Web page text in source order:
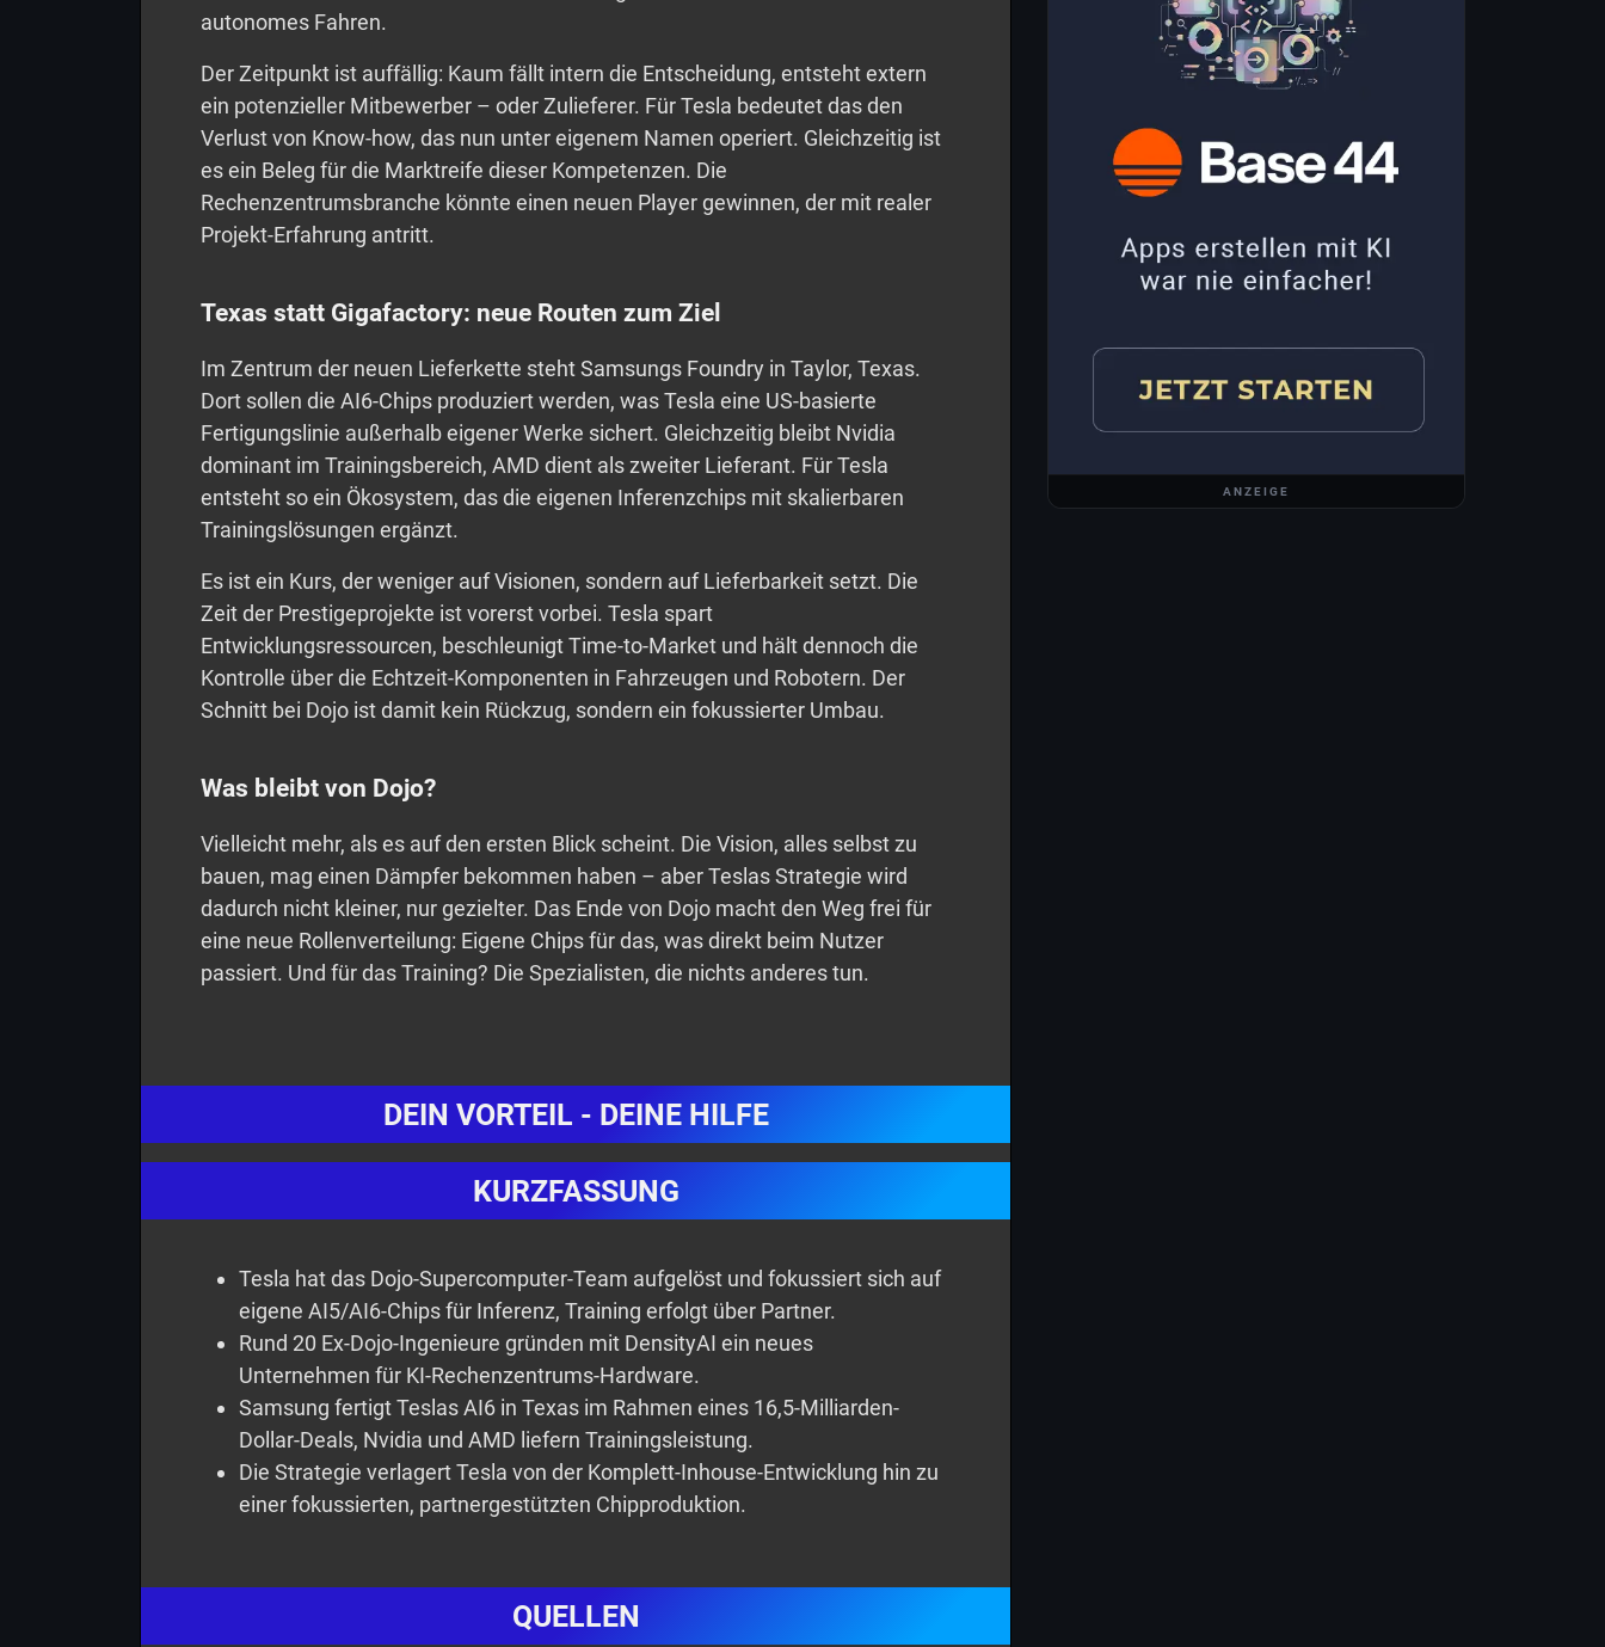
autonomes Fahren.
Der Zeitpunkt ist auffällig: Kaum fällt intern die Entscheidung, entsteht extern
ein potenzieller Mitbewerber – oder Zulieferer. Für Tesla bedeutet das den
Verlust von Know-how, das nun unter eigenem Namen operiert. Gleichzeitig ist
es ein Beleg für die Marktreife dieser Kompetenzen. Die
Rechenzentrumsbranche könnte einen neuen Player gewinnen, der mit realer
Projekt-Erfahrung antritt.
Texas statt Gigafactory: neue Routen zum Ziel
Im Zentrum der neuen Lieferkette steht Samsungs Foundry in Taylor, Texas.
Dort sollen die AI6-Chips produziert werden, was Tesla eine US-basierte
Fertigungslinie außerhalb eigener Werke sichert. Gleichzeitig bleibt Nvidia
dominant im Trainingsbereich, AMD dient als zweiter Lieferant. Für Tesla
entsteht so ein Ökosystem, das die eigenen Inferenzchips mit skalierbaren
Trainingslösungen ergänzt.
Es ist ein Kurs, der weniger auf Visionen, sondern auf Lieferbarkeit setzt. Die
Zeit der Prestigeprojekte ist vorerst vorbei. Tesla spart
Entwicklungsressourcen, beschleunigt Time-to-Market und hält dennoch die
Kontrolle über die Echtzeit-Komponenten in Fahrzeugen und Robotern. Der
Schnitt bei Dojo ist damit kein Rückzug, sondern ein fokussierter Umbau.
Was bleibt von Dojo?
Vielleicht mehr, als es auf den ersten Blick scheint. Die Vision, alles selbst zu
bauen, mag einen Dämpfer bekommen haben – aber Teslas Strategie wird
dadurch nicht kleiner, nur gezielter. Das Ende von Dojo macht den Weg frei für
eine neue Rollenverteilung: Eigene Chips für das, was direkt beim Nutzer
passiert. Und für das Training? Die Spezialisten, die nichts anderes tun.
DEIN VORTEIL - DEINE HILFE
KURZFASSUNG
Tesla hat das Dojo-Supercomputer-Team aufgelöst und fokussiert sich auf
eigene AI5/AI6-Chips für Inferenz, Training erfolgt über Partner.
Rund 20 Ex-Dojo-Ingenieure gründen mit DensityAI ein neues
Unternehmen für KI-Rechenzentrums-Hardware.
Samsung fertigt Teslas AI6 in Texas im Rahmen eines 16,5-Milliarden-
Dollar-Deals, Nvidia und AMD liefern Trainingsleistung.
Die Strategie verlagert Tesla von der Komplett-Inhouse-Entwicklung hin zu
einer fokussierten, partnergestützten Chipproduktion.
QUELLEN
ANZEIGE